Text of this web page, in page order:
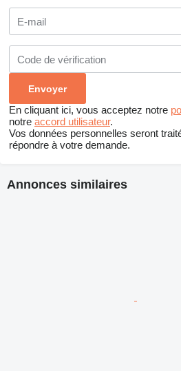
En cliquant ici, vous acceptez notre
notre accord utilisateur.
Vos données personnelles seront
répondre à votre demande.
Annonces similaires